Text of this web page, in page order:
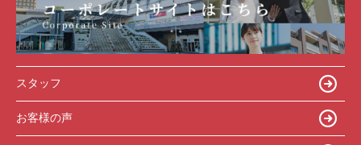
スタッフ
お客様の声